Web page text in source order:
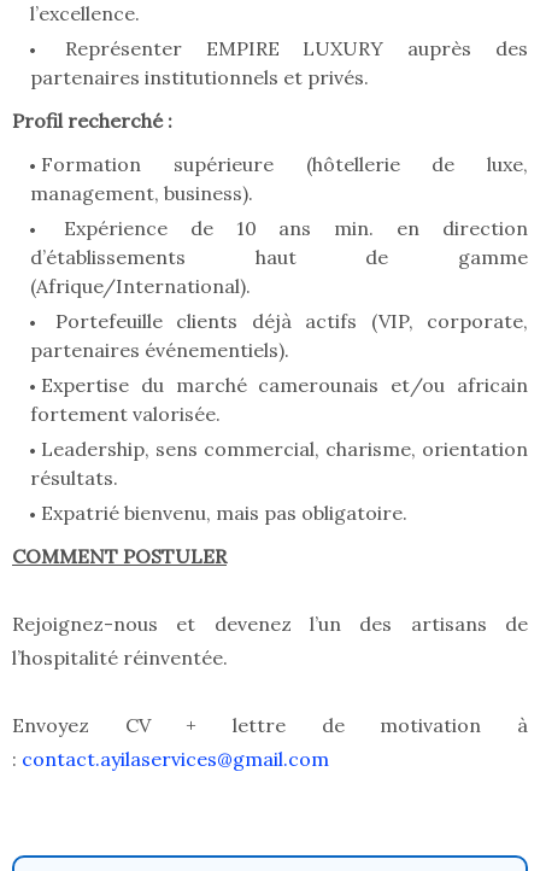
l’excellence.
Représenter EMPIRE LUXURY auprès des
partenaires institutionnels et privés.
Profil recherché :
Formation supérieure (hôtellerie de luxe,
management, business).
Expérience de 10 ans min. en direction
d’établissements haut de gamme
(Afrique/International).
Portefeuille clients déjà actifs (VIP, corporate,
partenaires événementiels).
Expertise du marché camerounais et/ou africain
fortement valorisée.
Leadership, sens commercial, charisme, orientation
résultats.
Expatrié bienvenu, mais pas obligatoire.
COMMENT POSTULER
Rejoignez-nous et devenez l’un des artisans de
l’hospitalité réinventée.
Envoyez CV + lettre de motivation à
: contact.ayilaservices@gmail.com